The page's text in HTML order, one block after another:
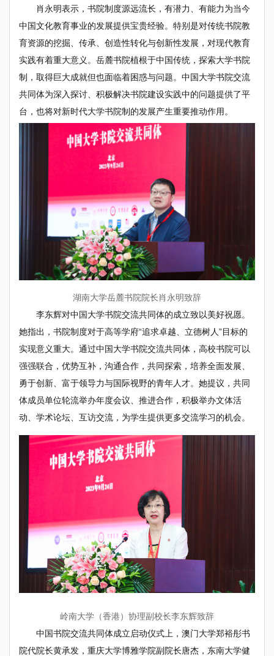
肖永明表示，书院制度源远流长，有潜力、有能力为当今
中国文化教育事业的发展提供宝贵经验。特别是对传统书院教
育资源的挖掘、传承、创造性转化与创新性发展，对现代教育
实践有着重大意义。岳麓书院植根于中国传统，探索大学书院
制，取得巨大成就但也面临着困惑与问题。中国大学书院交流
共同体为深入探讨、积极解决书院建设实践中的问题提供了平
台，也将对新时代大学书院制的发展产生重要推动作用。
湖南大学岳麓书院院长肖永明致辞
李东辉对中国大学书院交流共同体的成立致以美好祝愿。
她指出，书院制度对于高等学府“追求卓越、立德树人”目标的
实现意义重大。通过中国大学书院交流共同体，高校书院可以
强强联合，优势互补，沟通合作，共同探索，培养全面发展、
勇于创新、富于领导力与国际视野的青年人才。她提议，共同
体成员单位轮流举办年度会议、推进合作，积极举办文体活
动、学术论坛、互访交流，为学生提供更多交流学习的机会。
岭南大学（香港）协理副校长李东辉致辞
中国书院交流共同体成立启动仪式上，澳门大学郑裕彤书
院代院长黄承发，重庆大学博雅学院副院长唐杰，东南大学健